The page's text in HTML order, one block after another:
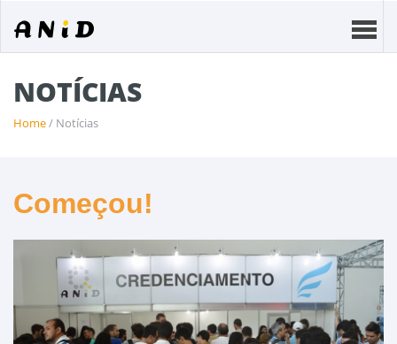
NOTÍCIAS
Home/ Notícias
Começou!